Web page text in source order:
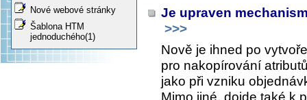
Nové webové stránky
Šablona HTM
jednoduchého(1)
Je upraven
>>>
Nově je ihned po
pro nakopírování
jako při vzniku
Mimo jiné, dojde také k